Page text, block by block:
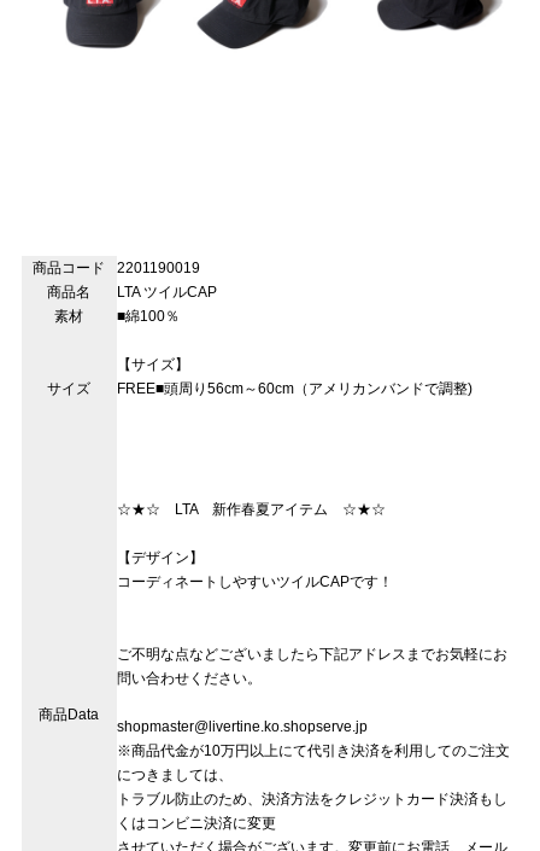
商品コード
2201190019
商品名
LTA ツイルCAP
素材
■綿100％
サイズ
【サイズ】
FREE■頭周り56cm～60cm（アメリカンバンドで調整)
商品Data
☆★☆ LTA 新作春夏アイテム ☆★☆
【デザイン】
コーディネートしやすいツイルCAPです！
ご不明な点などございましたら下記アドレスまでお気軽にお
問い合わせください。
shopmaster@livertine.ko.shopserve.jp
※商品代金が10万円以上にて代引き決済を利用してのご注文
につきましては、
トラブル防止のため、決済方法をクレジットカード決済もし
くはコンビニ決済に変更
させていただく場合がございます。変更前にお電話、メール